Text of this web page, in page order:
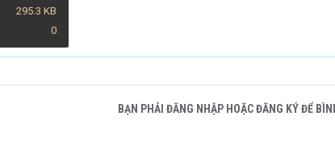
295.3 KB
0
BẠN PHẢI ĐĂNG NHẬP HOẶC ĐĂNG KÝ ĐỂ